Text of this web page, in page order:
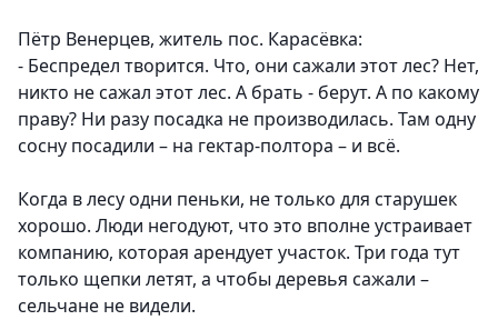
Пётр Венерцев, житель пос. Карасёвка:
- Беспредел творится. Что, они сажали этот лес? Нет,
никто не сажал этот лес. А брать - берут. А по какому
праву? Ни разу посадка не производилась. Там одну
сосну посадили – на гектар-полтора – и всё.
Когда в лесу одни пеньки, не только для старушек
хорошо. Люди негодуют, что это вполне устраивает
компанию, которая арендует участок. Три года тут
только щепки летят, а чтобы деревья сажали –
сельчане не видели.